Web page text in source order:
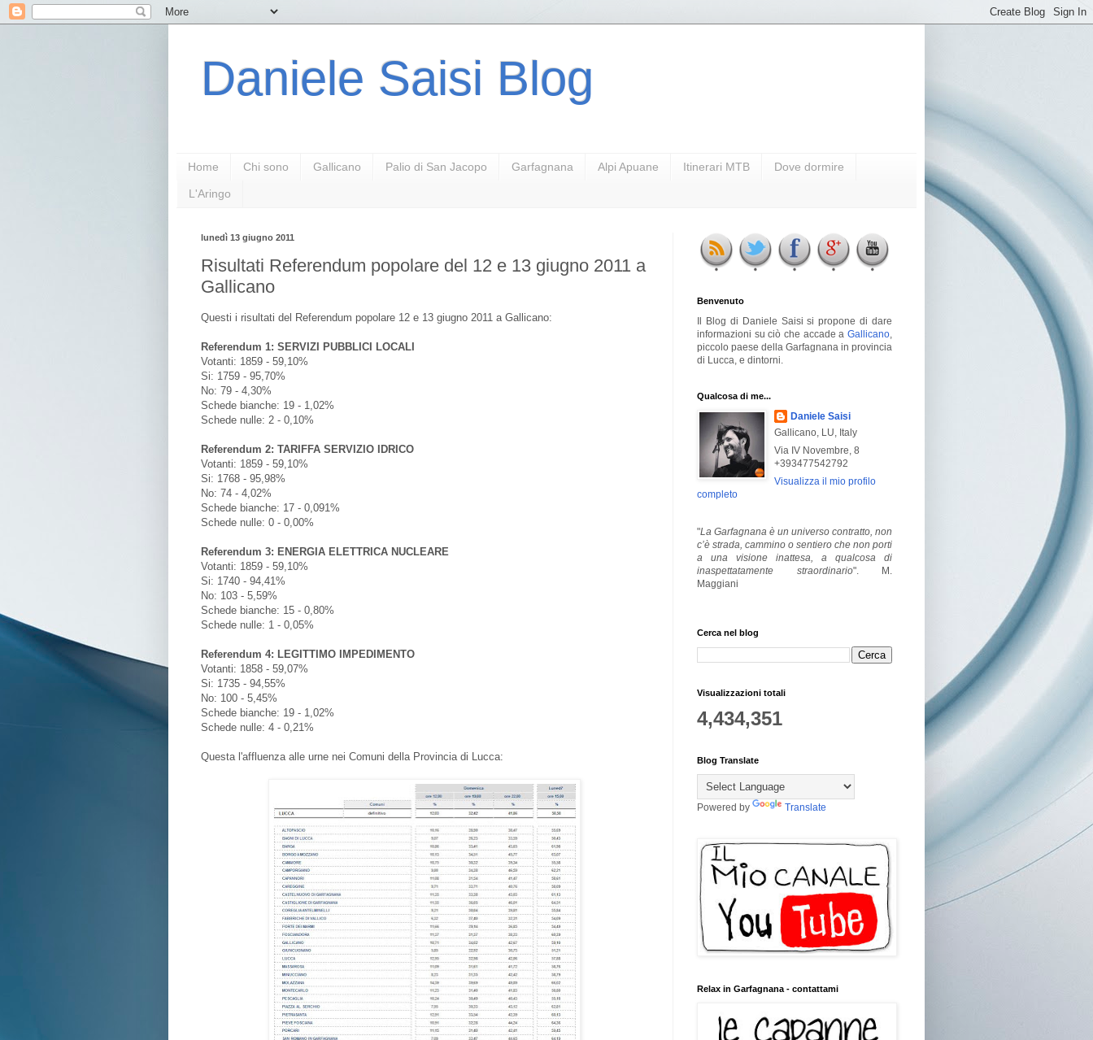
Daniele Saisi Blog
Home Chi sono Gallicano Palio di San Jacopo Garfagnana Alpi Apuane Itinerari MTB Dove dormire
L'Aringo
lunedì 13 giugno 2011
Risultati Referendum popolare del 12 e 13 giugno 2011 a
Gallicano
Questi i risultati del Referendum popolare 12 e 13 giugno 2011 a Gallicano:
Referendum 1: SERVIZI PUBBLICI LOCALI
Votanti: 1859 - 59,10%
Si: 1759 - 95,70%
No: 79 - 4,30%
Schede bianche: 19 - 1,02%
Schede nulle: 2 - 0,10%
Referendum 2: TARIFFA SERVIZIO IDRICO
Votanti: 1859 - 59,10%
Si: 1768 - 95,98%
No: 74 - 4,02%
Schede bianche: 17 - 0,091%
Schede nulle: 0 - 0,00%
Referendum 3: ENERGIA ELETTRICA NUCLEARE
Votanti: 1859 - 59,10%
Si: 1740 - 94,41%
No: 103 - 5,59%
Schede bianche: 15 - 0,80%
Schede nulle: 1 - 0,05%
Referendum 4: LEGITTIMO IMPEDIMENTO
Votanti: 1858 - 59,07%
Si: 1735 - 94,55%
No: 100 - 5,45%
Schede bianche: 19 - 1,02%
Schede nulle: 4 - 0,21%
Questa l'affluenza alle urne nei Comuni della Provincia di Lucca:
Benvenuto
Il Blog di Daniele Saisi si propone di dare
informazioni su ciò che accade a Gallicano
piccolo paese della Garfagnana in provincia
di Lucca, e dintorni.
Qualcosa di me...
Daniele Saisi
Gallicano, LU, Italy
Via IV Novembre, 8
+393477542792
Visualizza il mio profilo
completo
"La Garfagnana è un universo contratto, non
c’è strada, cammino o sentiero che non porti
a una visione inattesa, a qualcosa di
inaspettatamente straordinario". M.
Maggiani
Cerca nel blog
Visualizzazioni totali
4,434,351
Blog Translate
Powered by Translate
Relax in Garfagnana - contattami